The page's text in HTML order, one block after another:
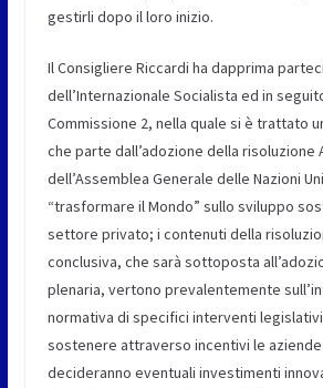
gestirli dopo il loro inizio.
Il Consigliere Riccardi ha dapprima
dell’Internazionale Socialista ed in
Commissione 2, nella quale si è trattato
che parte dall’adozione della risoluzione
dell’Assemblea Generale delle Nazioni
“trasformare il Mondo” sullo sviluppo
settore privato; i contenuti della
conclusiva, che sarà sottoposta
plenaria, vertono prevalentemente
normativa di specifici interventi
sostenere attraverso incentivi le
decideranno eventuali investimenti